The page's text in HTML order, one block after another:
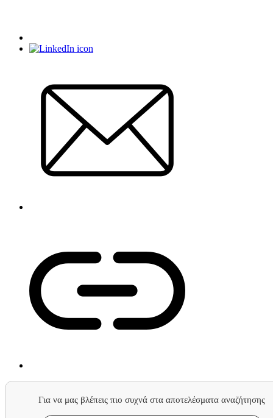
Για να μας βλέπεις πιο συχνά στα αποτελέσματα αναζήτησης